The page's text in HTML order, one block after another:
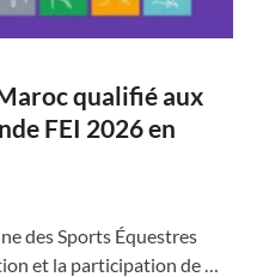
qualifié aux
FEI 2026 en
des Sports Équestres
et la participation de …